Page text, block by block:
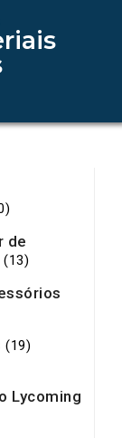
de
(13)
(19)
Lycoming